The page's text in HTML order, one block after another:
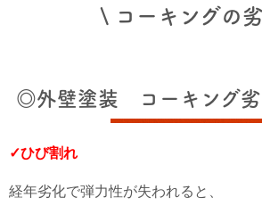
\ コーキングの
◎外壁塗装 コーキング劣
✓ひび割れ
経年劣化で弾力性が失われると、